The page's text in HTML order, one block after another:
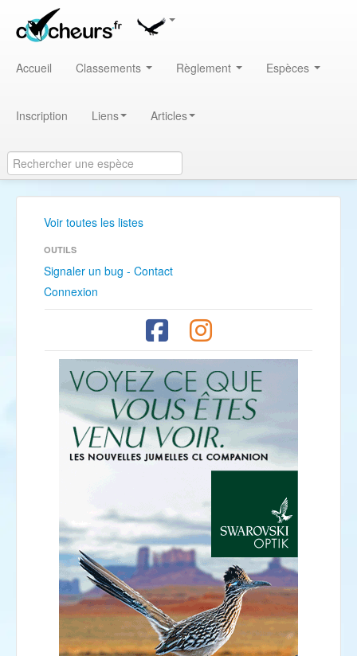
Accueil Classements Règlement Espèces
Inscription Liens Articles
Voir toutes les listes
OUTILS
Signaler un bug - Contact
Connexion